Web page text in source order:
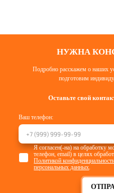
НУЖНА
Подробно расскажем о наших
подготовим
Оставьте свой
Ваш телефон:
Я согласен(-на) на обработку
телефон, email) в целях
Политикой
персональных данных